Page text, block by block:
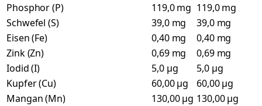
Phosphor (P)
119,0 mg 119,0 mg
Schwefel (S)
39,0 mg
39,0 mg
Eisen (Fe)
0,40 mg
0,40 mg
Zink (Zn)
0,69 mg
0,69 mg
Iodid (I)
5,0 µg
5,0 µg
Kupfer (Cu)
60,00 µg
60,00 µg
Mangan (Mn)
130,00 µg 130,00 µg